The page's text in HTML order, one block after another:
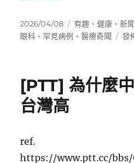
發
佈
2026/04/08
分
類
有趣 、健康 、新聞
眼科 、罕見病例 、醫療奇聞
在
障
醫
發
[PTT] 為什麼
台灣高
ref.
https://www.ptt.cc/bbs/